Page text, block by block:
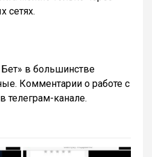
сетях.
в большинстве
Комментарии о работе с
телеграм-канале.